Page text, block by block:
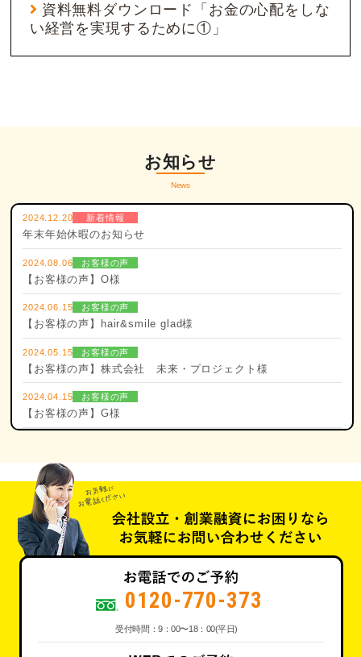
資料無料ダウンロード「お金の心配をしな
い経営を実現するために①」
お知らせ
News
2024.12.20 新着情報
年末年始休暇のお知らせ
2024.08.06 お客様の声
【お客様の声】O様
2024.06.15 お客様の声
【お客様の声】hair&smile glad様
2024.05.15 お客様の声
【お客様の声】株式会社 未来・プロジェクト様
2024.04.15 お客様の声
【お客様の声】G様
0120-770-373
受付時間：9：00〜18：00(平日)